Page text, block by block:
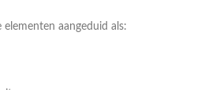
elementen aangeduid als: